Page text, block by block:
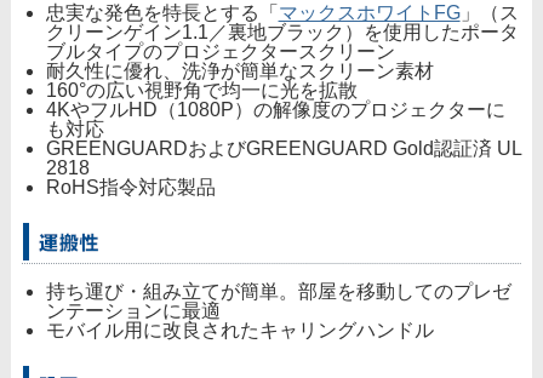
忠実な発色を特長とする「 マックスホワイトFG」（ス
クリーンゲイン1.1／裏地ブラック）を使用したポータ
ブルタイプのプロジェクタースクリーン
耐久性に優れ、洗浄が簡単なスクリーン素材
160°の広い視野角で均一に光を拡散
4KやフルHD（1080P）の解像度のプロジェクターに
も対応
GREENGUARDおよびGREENGUARD Gold認証済 UL
2818
RoHS指令対応製品
持ち運び・組み立てが簡単。部屋を移動してのプレゼ
ンテーションに最適
モバイル用に改良されたキャリングハンドル